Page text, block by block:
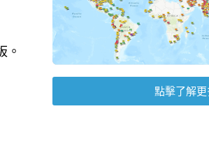
。
點擊了解